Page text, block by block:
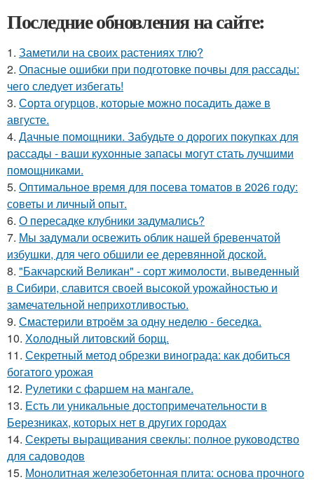
Последние обновления на сайте:
1. Заметили на своих растениях тлю?
2. Опасные ошибки при подготовке почвы для рассады:
чего следует избегать!
3. Сорта огурцов, которые можно посадить даже в
августе.
4. Дачные помощники. Забудьте о дорогих покупках для
рассады - ваши кухонные запасы могут стать лучшими
помощниками.
5. Оптимальное время для посева томатов в 2026 году:
советы и личный опыт.
6. О пересадке клубники задумались?
7. Мы задумали освежить облик нашей бревенчатой
избушки, для чего обшили ее деревянной доской.
8. "Бакчарский Великан" - сорт жимолости, выведенный
в Сибири, славится своей высокой урожайностью и
замечательной неприхотливостью.
9. Смастерили втроём за одну неделю - беседка.
10. Холодный литовский борщ.
11. Секретный метод обрезки винограда: как добиться
богатого урожая
12. Рулетики с фаршем на мангале.
13. Есть ли уникальные достопримечательности в
Березниках, которых нет в других городах
14. Секреты выращивания свеклы: полное руководство
для садоводов
15. Монолитная железобетонная плита: основа прочного